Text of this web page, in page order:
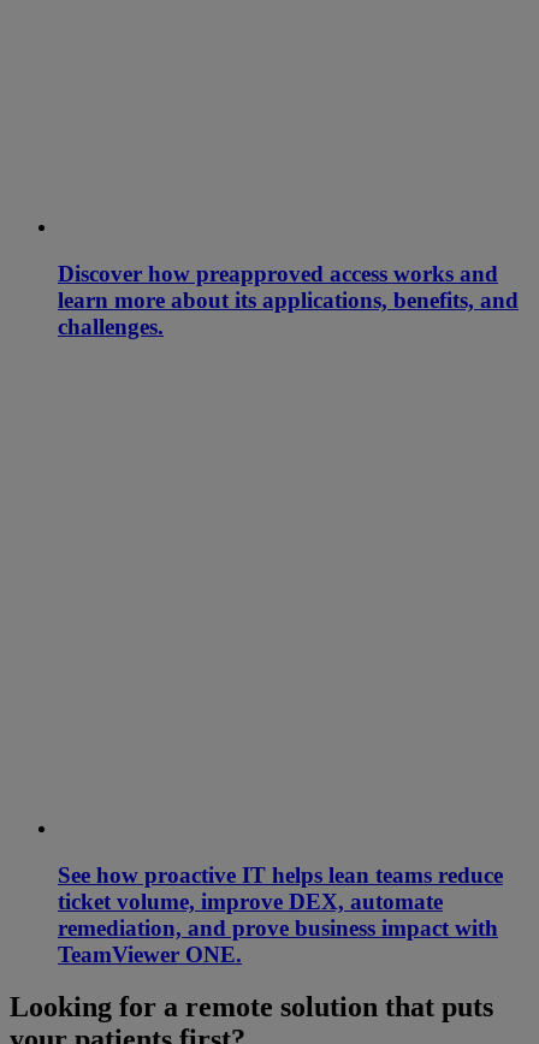
Discover how preapproved access works and
learn more about its applications, benefits, and
challenges.
See how proactive IT helps lean teams reduce
ticket volume, improve DEX, automate
remediation, and prove business impact with
TeamViewer ONE.
Looking for a remote solution that puts